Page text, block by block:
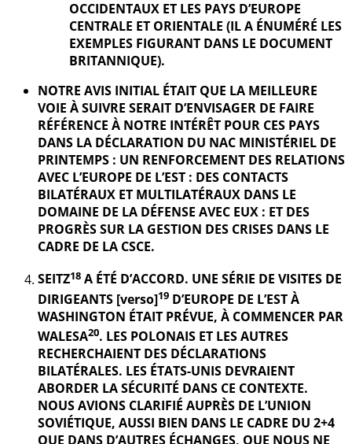
OCCIDENTAUX ET LES PAYS D’EUROPE
CENTRALE ET ORIENTALE (IL A ÉNUMÉRÉ LES
EXEMPLES FIGURANT DANS LE DOCUMENT
BRITANNIQUE).
NOTRE AVIS INITIAL ÉTAIT QUE LA MEILLEURE
VOIE À SUIVRE SERAIT D’ENVISAGER DE FAIRE
RÉFÉRENCE À NOTRE INTÉRÊT POUR CES PAYS
DANS LA DÉCLARATION DU NAC MINISTÉRIEL DE
PRINTEMPS : UN RENFORCEMENT DES RELATIONS
AVEC L’EUROPE DE L’EST : DES CONTACTS
BILATÉRAUX ET MULTILATÉRAUX DANS LE
DOMAINE DE LA DÉFENSE AVEC EUX : ET DES
PROGRÈS SUR LA GESTION DES CRISES DANS LE
CADRE DE LA CSCE.
SEITZ18 A ÉTÉ D’ACCORD. UNE SÉRIE DE VISITES DE
DIRIGEANTS [verso]19 D’EUROPE DE L’EST À
WASHINGTON ÉTAIT PRÉVUE, À COMMENCER PAR
WALESA20. LES POLONAIS ET LES AUTRES
RECHERCHAIENT DES DÉCLARATIONS
BILATÉRALES. LES ÉTATS-UNIS DEVRAIENT
ABORDER LA SÉCURITÉ DANS CE CONTEXTE.
NOUS AVIONS CLARIFIÉ AUPRÈS DE L’UNION
SOVIÉTIQUE, AUSSI BIEN DANS LE CADRE DU 2+4
QUE DANS D’AUTRES ÉCHANGES, QUE NOUS NE